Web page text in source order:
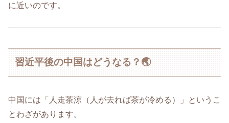
に近いのです。
習近平後の中国はどうなる？🌏
中国には「人走茶涼（人が去れば茶が冷める）」というこ
とわざがあります。